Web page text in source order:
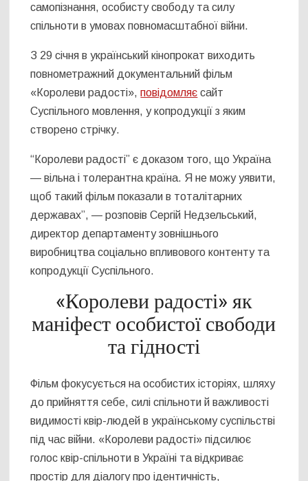
самопізнання, особисту свободу та силу
спільноти в умовах повномасштабної війни.
З 29 січня в український кінопрокат виходить
повнометражний документальний фільм
«Королеви радості»,повідомляє сайт
Суспільного мовлення, у копродукції з яким
створено стрічку.
“Королеви радості” є доказом того, що Україна
— вільна і толерантна країна. Я не можу уявити,
щоб такий фільм показали в тоталітарних
державах”, — розповів Сергій Недзельський,
директор департаменту зовнішнього
виробництва соціально впливового контенту та
копродукції Суспільного.
«Королеви радості» як
маніфест особистої свободи
та гідності
Фільм фокусується на особистих історіях, шляху
до прийняття себе, силі спільноти й важливості
видимості квір-людей в українському суспільстві
під час війни. «Королеви радості» підсилює
голос квір-спільноти в Україні та відкриває
простір для діалогу про ідентичність,